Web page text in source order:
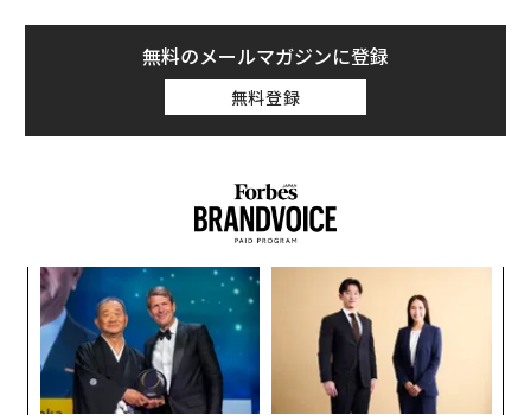
無料のメールマガジンに登録
無料登録